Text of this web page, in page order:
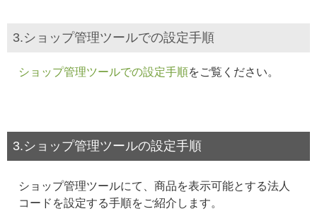
3.ショップ管理ツールでの設定手順
ショップ管理ツールでの設定手順をご覧ください。
3.ショップ管理ツールの設定手順
ショップ管理ツールにて、商品を表示可能とする法人
コードを設定する手順をご紹介します。